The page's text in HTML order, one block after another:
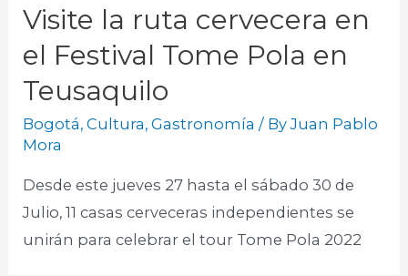
Visite la ruta cervecera en
el Festival Tome Pola en
Teusaquilo
Bogotá,Cultura,Gastronomía / ByJuan Pablo
Mora
Desde este jueves 27 hasta el sábado 30 de
Julio, 11 casas cerveceras independientes se
unirán para celebrar el tour Tome Pola 2022